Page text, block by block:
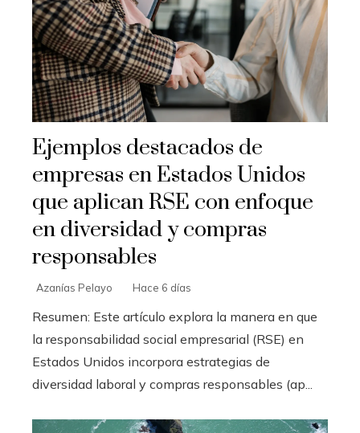
Ejemplos destacados de
empresas en Estados Unidos
que aplican RSE con enfoque
en diversidad y compras
responsables
Azanías Pelayo Hace 6 días
Resumen: Este artículo explora la manera en que
la responsabilidad social empresarial (RSE) en
Estados Unidos incorpora estrategias de
diversidad laboral y compras responsables (ap...